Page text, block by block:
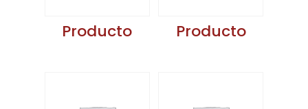
Producto Producto